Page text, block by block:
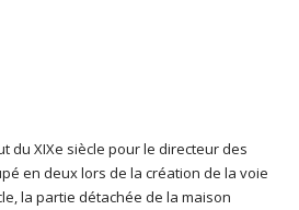
du XIXe siècle pour le directeur des
en deux lors de la création de la voie
la partie détachée de la maison